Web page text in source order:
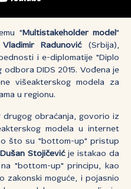
" Multistakeholder model "
Vladimir Radunović(Srbija),
i e-diplomatije "Diplo
DIDS 2015. Vođena je
višeakterskog modela za
u regionu.
drugog obraćanja, govorio iz
modela u internet
što su "bottom-up" pristup
Dušan Stojičevićje istakao da
"bottom-up" principu, kao
zakonski moguće, i pojasnio